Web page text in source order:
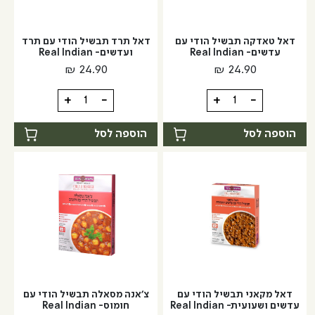
דאל טאדקה תבשיל הודי עם
עדשים- Real Indian
₪ 24.90
-
כמות
של
דאל
טאדקה
הודי
עם
עדשים-
Real
Indian
+
הוספה לסל
דאל תרד תבשיל הודי עם תרד
ועדשים- Real Indian
₪ 24.90
-
כמות
של
דאל
תרד
הודי
עם
תרד
ועדשים-
Real
+
הוספה לסל
דאל מקאני תבשיל הודי עם
עדשים ושעועית- Real Indian
צ'אנה מסאלה תבשיל הודי עם
חומוס- Real Indian